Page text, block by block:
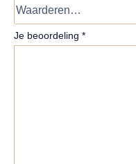
Je beoordeling *